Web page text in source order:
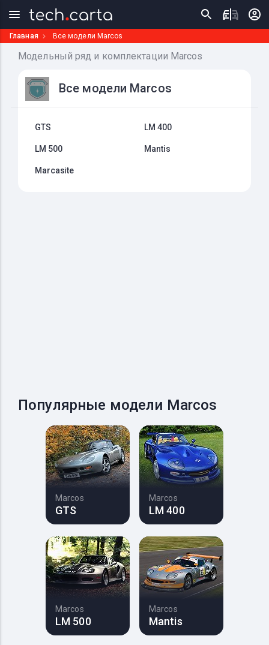
Главная Все модели Marcos
Модельный ряд и комплектации Marcos
Все модели Marcos
GTS LM 400
LM 500 Mantis
Marcasite
Популярные модели Marcos
Marcos
GTS
Marcos
LM 400
Marcos
LM 500
Marcos
Mantis